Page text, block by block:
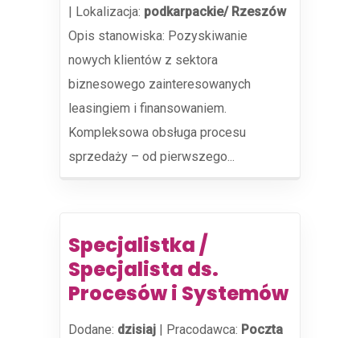
| Lokalizacja: podkarpackie/ Rzeszów
Opis stanowiska: Pozyskiwanie
nowych klientów z sektora
biznesowego zainteresowanych
leasingiem i finansowaniem.
Kompleksowa obsługa procesu
sprzedaży – od pierwszego...
Specjalistka /
Specjalista ds.
Procesów i Systemów
Dodane: dzisiaj | Pracodawca: Poczta